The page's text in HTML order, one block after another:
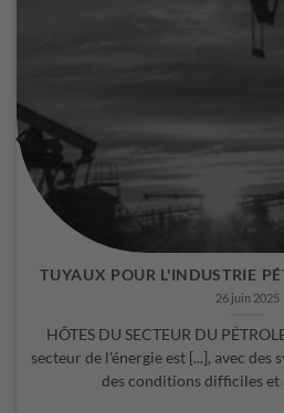
TUYAUX POUR L'INDUSTRIE
TUYAUX POUR L'INDUSTRIE
26 juin 2025
HÔTES DU SECTEUR DU
secteur de l'énergie est [...], avec
des conditions difficiles et